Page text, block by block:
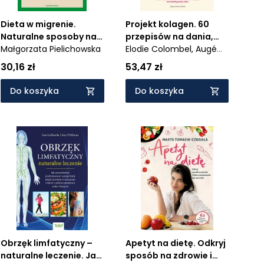
Dieta w migrenie.
Naturalne sposoby na
życie bez bólu głowy
Małgorzata Pielichowska
30,16 zł
Do koszyka
Projekt kolagen. 60
przepisów na dania,
desery i napoje na
każdą porę roku
Elodie Colombel, Augé
Séverine
53,47 zł
Do koszyka
Obrzęk limfatyczny –
naturalne leczenie. Jak
Apetyt na dietę. Odkryj
sposób na zdrowie i